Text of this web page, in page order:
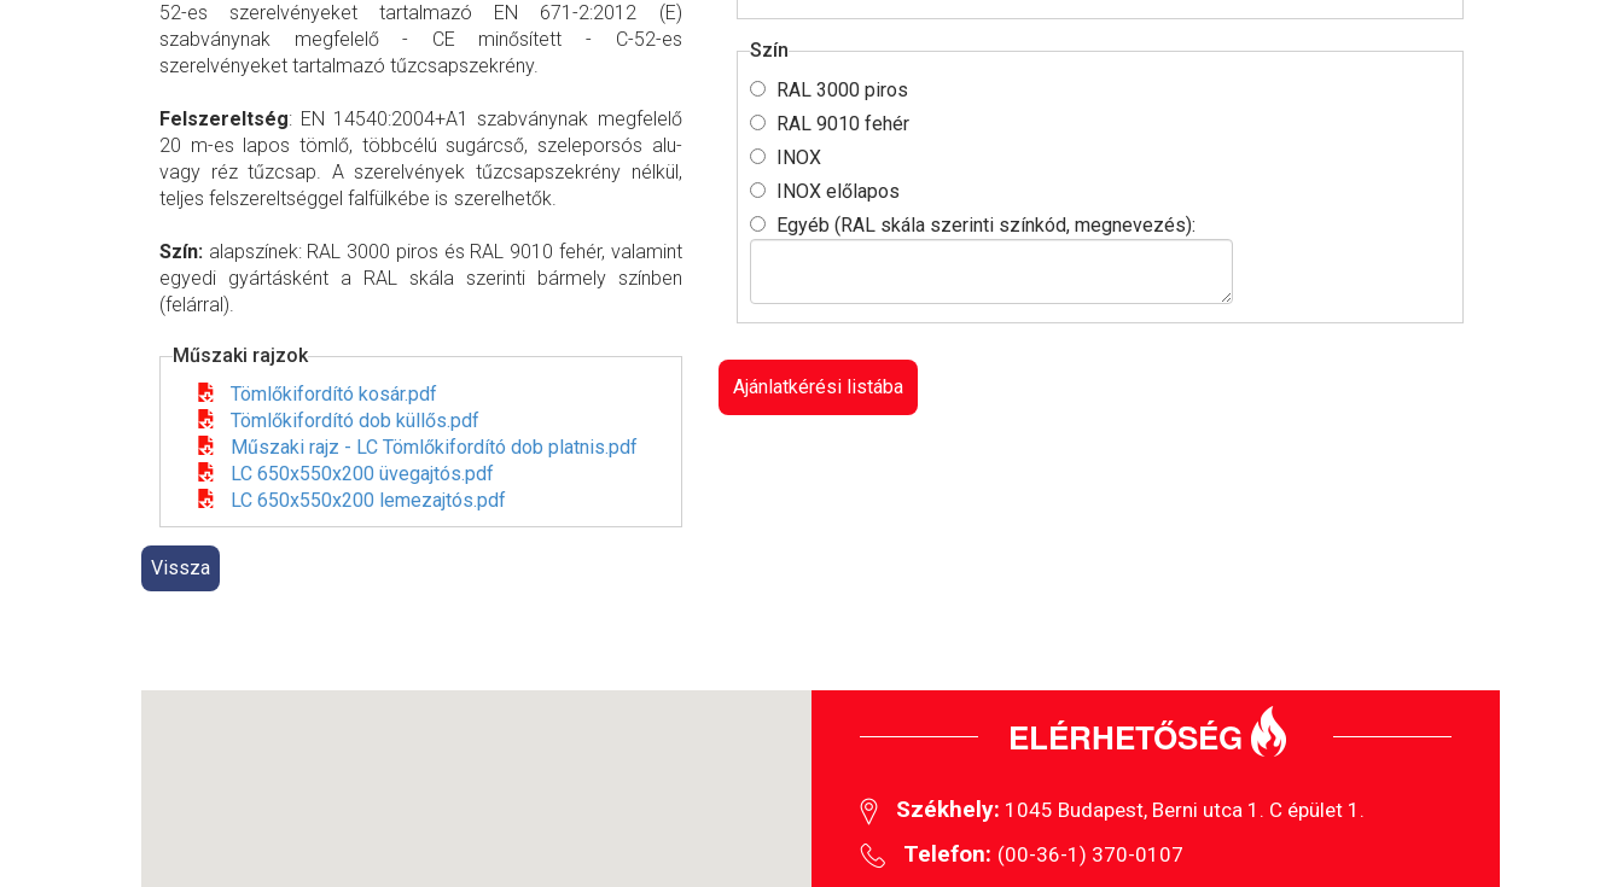
52-es szerelvényeket tartalmazó EN 671-2:2012 (E)
szabványnak megfelelő - CE minősített - C-52-es
szerelvényeket tartalmazó tűzcsapszekrény.
Felszereltség: EN 14540:2004+A1 szabványnak megfelelő
20 m-es lapos tömlő, többcélú sugárcső, szeleporsós alu-
vagy réz tűzcsap. A szerelvények tűzcsapszekrény nélkül,
teljes felszereltséggel falfülkébe is szerelhetők.
Szín: alapszínek: RAL 3000 piros és RAL 9010 fehér, valamint
egyedi gyártásként a RAL skála szerinti bármely színben
(felárral).
Műszaki rajzok
Tömlőkifordító kosár.pdf
Tömlőkifordító dob küllős.pdf
Műszaki rajz - LC Tömlőkifordító dob platnis.pdf
LC 650x550x200 üvegajtós.pdf
LC 650x550x200 lemezajtós.pdf
Szín
RAL 3000 piros
RAL 9010 fehér
INOX
INOX előlapos
Egyéb (RAL skála szerinti színkód, megnevezés):
Ajánlatkérési listába
Vissza
ELÉRHETŐSÉG
Székhely: 1045 Budapest, Berni utca 1. C épület 1.
Telefon: (00-36-1) 370-0107